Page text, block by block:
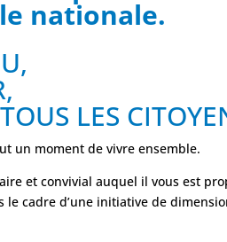
nationale.
LES
un moment de vivre ensemble.
et convivial auquel il vous est
cadre d’une initiative de